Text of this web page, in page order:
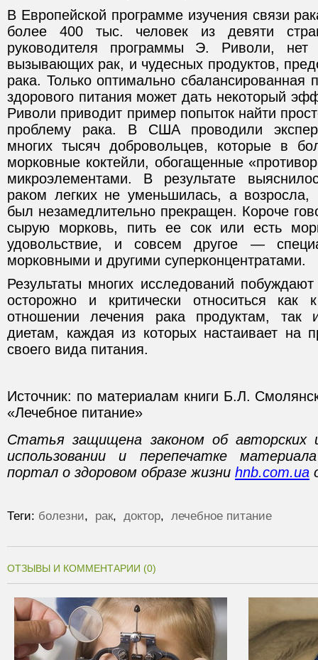
В Европейской программе изучения связи
более 400 тыс. человек из девяти
руководителя программы Э. Риволи, нет
вызывающих рак, и чудесных продуктов,
рака. Только оптимально сбалансированная
здорового питания может дать некоторый
Риволи приводит пример попыток найти
проблему рака. В США проводили
многих тысяч добровольцев, которые в
морковные коктейли, обогащенные
микроэлементами. В результате
раком легких не уменьшилась, а возросла,
был незамедлительно прекращен. Короче
сырую морковь, пить ее сок или есть
удовольствие, и совсем другое —
морковными и другими суперконцентратами.
Результаты многих исследований
осторожно и критически относиться как
отношении лечения рака продуктам, так
диетам, каждая из которых настаивает на
своего вида питания.
Источник: по материалам книги Б.Л.
«Лечебное питание»
Статья защищена законом об авторских
использовании и перепечатке
портал о здоровом образе жизни hnb.com.ua
Теги: болезни, рак, доктор, лечебное питание
ОТЗЫВЫ И КОММЕНТАРИИ (0)